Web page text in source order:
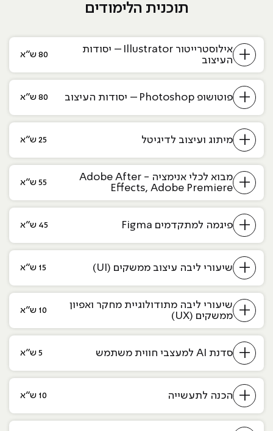
תוכנית הלימודים
+
אילוסטרייטור Illustrator – יסודות
העיצוב
80 ש״א
+ פוטושופ Photoshop – יסודות העיצוב 80 ש״א
+ מיתוג ועיצוב לדיגיטל 25 ש״א
+
מבוא לכלי אנימציה - Adobe After
Effects, Adobe Premiere
55 ש״א
+ פיגמה למתקדמים Figma 45 ש״א
+ שיעורי ליבה עיצוב ממשקים (UI) 15 ש״א
+
שיעורי ליבה מתודולוגיית מחקר ואפיון
ממשקים (UX)
10 ש״א
+ סדנת AI למעצבי חווית משתמש 5 ש״א
+ הכנה לתעשייה 10 ש״א